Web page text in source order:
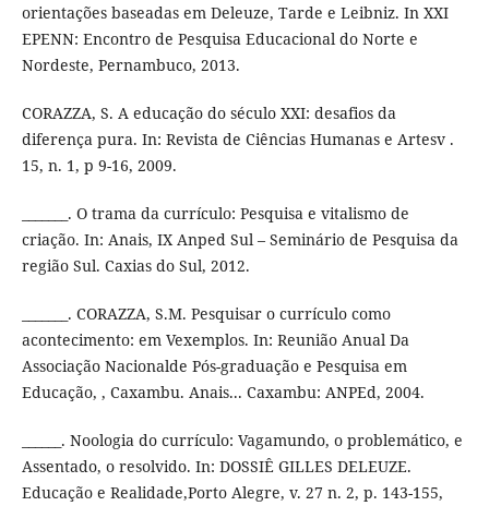
orientações baseadas em Deleuze, Tarde e Leibniz. In XXI
EPENN: Encontro de Pesquisa Educacional do Norte e
Nordeste, Pernambuco, 2013.
CORAZZA, S. A educação do século XXI: desafios da
diferença pura. In: Revista de Ciências Humanas e Artesv .
15, n. 1, p 9-16, 2009.
_______. O trama da currículo: Pesquisa e vitalismo de
criação. In: Anais, IX Anped Sul – Seminário de Pesquisa da
região Sul. Caxias do Sul, 2012.
_______. CORAZZA, S.M. Pesquisar o currículo como
acontecimento: em Vexemplos. In: Reunião Anual Da
Associação Nacionalde Pós-graduação e Pesquisa em
Educação, , Caxambu. Anais... Caxambu: ANPEd, 2004.
______. Noologia do currículo: Vagamundo, o problemático, e
Assentado, o resolvido. In: DOSSIÊ GILLES DELEUZE.
Educação e Realidade,Porto Alegre, v. 27 n. 2, p. 143-155,